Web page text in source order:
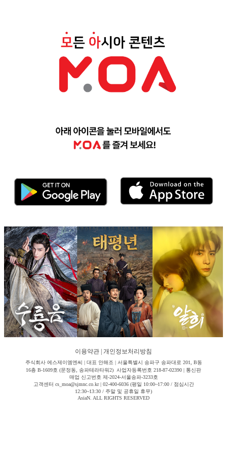
이용약관 개인정보처리방침
주식회사 에스제이엠엔씨 | 대표 안해조 | 서울특별시 송파구 송파대로 201, B동
16층 B-1609호 (문정동, 송파테라타워2) 사업자등록번호 218-87-02390 | 통신판
매업 신고번호 제-2024-서울송파-3233호
고객센터 cs_moa@sjmnc.co.kr | 02-400-6036 (평일 10:00~17:00 / 점심시간
12:30~13:30 / 주말 및 공휴일 휴무)
AsiaN. ALL RIGHTS RESERVED